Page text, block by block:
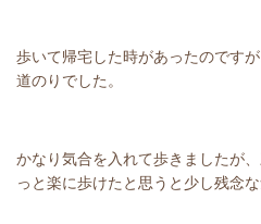
歩いて帰宅した時があったのです
道のりでした。
かなり気合を入れて歩きましたが
っと楽に歩けたと思うと少し残念な